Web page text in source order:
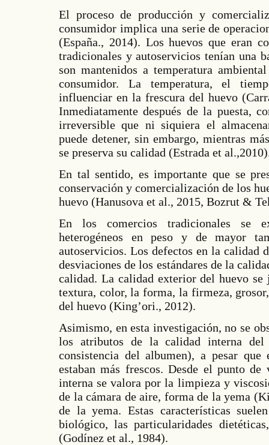
El proceso de producción y
consumidor implica una serie de
(España., 2014). Los huevos que eran
tradicionales y autoservicios tenían una
son mantenidos a temperatura
consumidor. La temperatura, el
influenciar en la frescura del huevo
Inmediatamente después de la puesta,
irreversible que ni siquiera el
puede detener, sin embargo, mientras
se preserva su calidad (Estrada et
En tal sentido, es importante que se
conservación y comercialización de los
huevo (Hanusova et al., 2015, Bozrut &
En los comercios tradicionales se
heterogéneos en peso y de mayor
autoservicios. Los defectos en la calidad
desviaciones de los estándares de la
calidad. La calidad exterior del huevo se
textura, color, la forma, la firmeza,
del huevo (King’ori., 2012).
Asimismo, en esta investigación, no se
los atributos de la calidad interna del
consistencia del albumen), a pesar
estaban más frescos. Desde el punto
interna se valora por la limpieza y
de la cámara de aire, forma de la yema
de la yema. Estas características
biológico, las particularidades
(Godínez et al., 1984).